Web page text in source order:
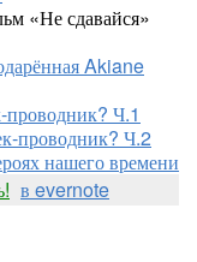
«Не сдавайся»
Akiane
проводник? Ч.1
проводник? Ч.2
нашего времени
в evernote